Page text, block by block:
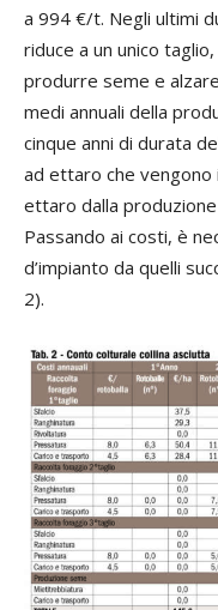
a 994 €/t. Negli ultimi
riduce a un unico
produrre seme e
medi annuali della
cinque anni di durata
ad ettaro che
ettaro dalla
Passando ai costi, è
d’impianto da quelli
2).